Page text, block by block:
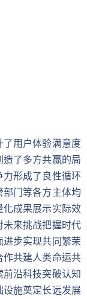
用户体验满意度
了多方共赢的局
形成了良性循环
门等各方主体均
成果展示实际效
来挑战把握时代
步实现共同繁荣
共建人类命运共
沿科技突破认知
施奠定长远发展